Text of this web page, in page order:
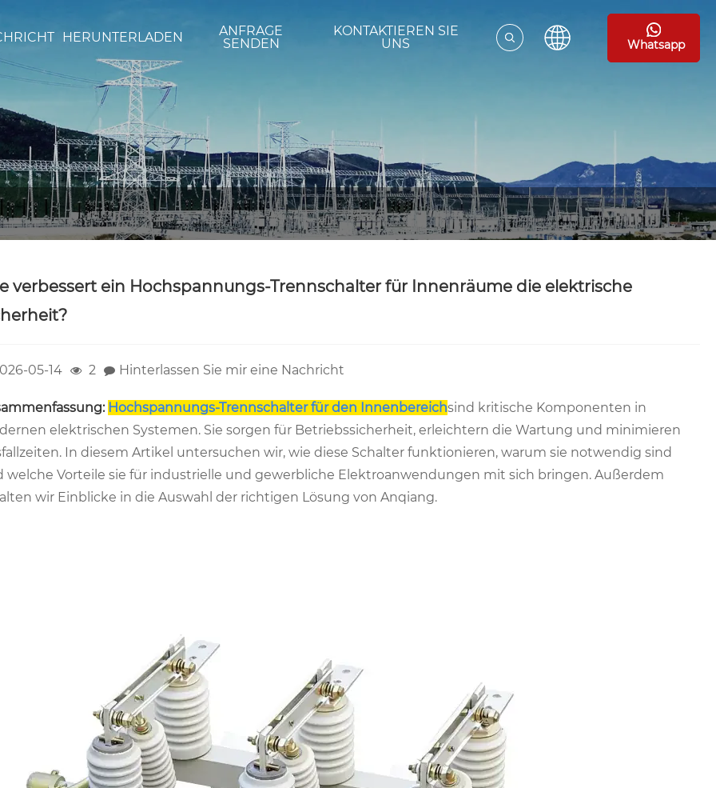
HERUNTERLADEN
ANFRAGE
SENDEN
KONTAKTIEREN SIE
UNS
Whatsapp
verbessert ein Hochspannungs-Trennschalter für Innenräume die elektrische
05-14 2 Hinterlassen Sie mir eine Nachricht
Hochspannungs-Trennschalter für den Innenbereichsind kritische Komponenten in
elektrischen Systemen. Sie sorgen für Betriebssicherheit, erleichtern die Wartung und minimieren
In diesem Artikel untersuchen wir, wie diese Schalter funktionieren, warum sie notwendig sind
welche Vorteile sie für industrielle und gewerbliche Elektroanwendungen mit sich bringen. Außerdem
wir Einblicke in die Auswahl der richtigen Lösung von Anqiang.